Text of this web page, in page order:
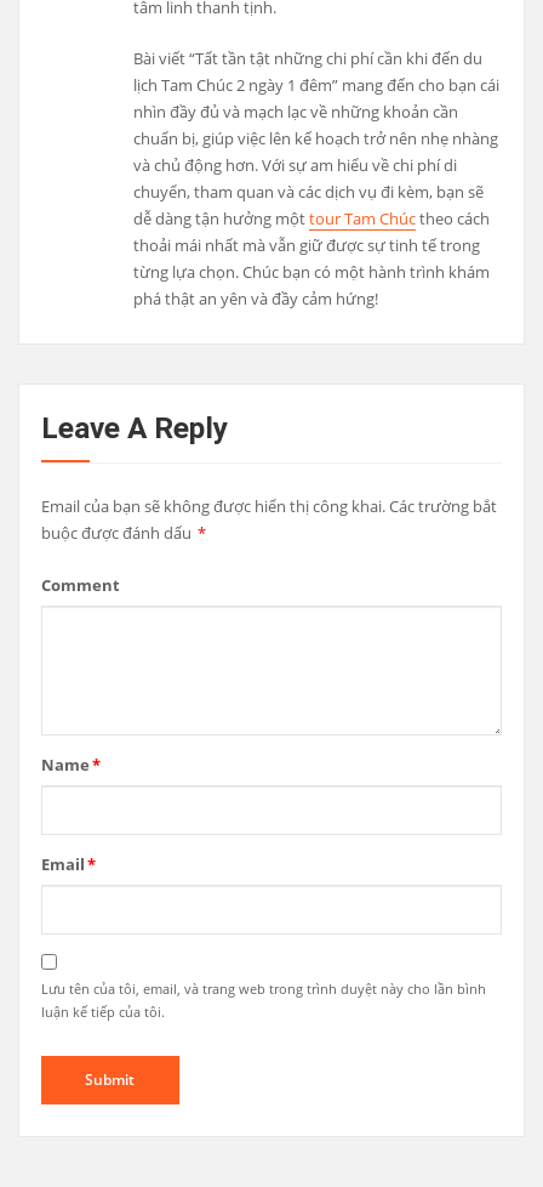
tâm linh thanh tịnh.
Bài viết “Tất tần tật những chi phí cần khi đến du
lịch Tam Chúc 2 ngày 1 đêm” mang đến cho bạn cái
nhìn đầy đủ và mạch lạc về những khoản cần
chuẩn bị, giúp việc lên kế hoạch trở nên nhẹ nhàng
và chủ động hơn. Với sự am hiểu về chi phí di
chuyển, tham quan và các dịch vụ đi kèm, bạn sẽ
dễ dàng tận hưởng mộttour Tam Chúctheo cách
thoải mái nhất mà vẫn giữ được sự tinh tế trong
từng lựa chọn. Chúc bạn có một hành trình khám
phá thật an yên và đầy cảm hứng!
Leave A Reply
Email của bạn sẽ không được hiển thị công khai.Các trường bắt
buộc được đánh dấu *
Comment
Name*
Email*
Lưu tên của tôi, email, và trang web trong trình duyệt này cho lần bình
luận kế tiếp của tôi.